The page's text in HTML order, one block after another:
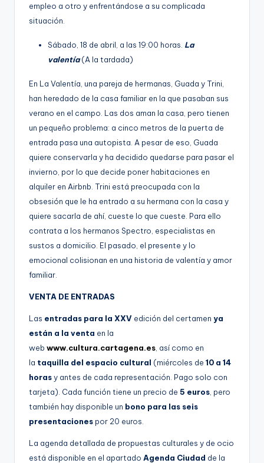
empleo a otro y enfrentándose a su complicada
situación.
Sábado, 18 de abril, a las 19:00 horas. La
valentía(A la tardada)
En La Valentía, una pareja de hermanas, Guada y Trini,
han heredado de la casa familiar en la que pasaban sus
verano en el campo. Las dos aman la casa, pero tienen
un pequeño problema: a cinco metros de la puerta de
entrada pasa una autopista. A pesar de eso, Guada
quiere conservarla y ha decidido quedarse para pasar el
invierno, por lo que decide poner habitaciones en
alquiler en Airbnb. Trini está preocupada con la
obsesión que le ha entrado a su hermana con la casa y
quiere sacarla de ahí, cueste lo que cueste. Para ello
contrata a los hermanos Spectro, especialistas en
sustos a domicilio. El pasado, el presente y lo
emocional colisionan en una historia de valentía y amor
familiar.
VENTA DE ENTRADAS
Las entradas para la XXV edición del certamen ya
están a la venta en la
web www.cultura.cartagena.es , así como en
la taquilla del espacio cultural (miércoles de 10 a 14
horasy antes de cada representación. Pago solo con
tarjeta). Cada función tiene un precio de 5 euros , pero
también hay disponible un bono para las seis
presentaciones por 20 euros.
La agenda detallada de propuestas culturales y de ocio
está disponible en el apartado Agenda Ciudad de la